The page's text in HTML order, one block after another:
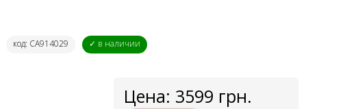
код: CA914029 ✓ в наличии
Цена: 3599 грн.